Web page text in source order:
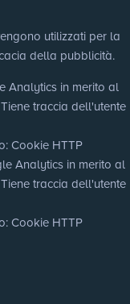
utilizzati per la
della pubblicità.
Analytics in merito al
traccia dell'utente
: Cookie HTTP
Analytics in merito al
traccia dell'utente
: Cookie HTTP